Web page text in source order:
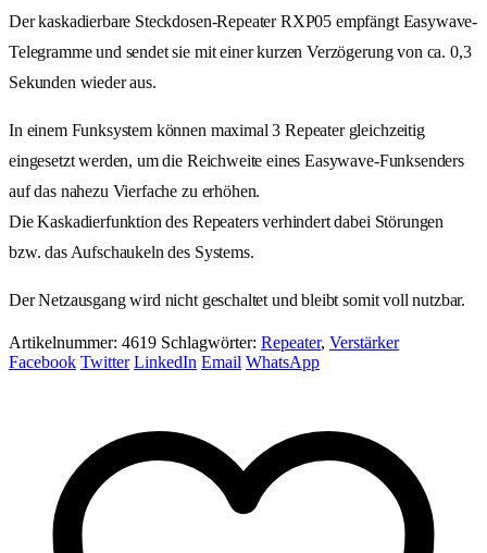
Der kaskadierbare Steckdosen-Repeater RXP05 empfängt Easywave-
Telegramme und sendet sie mit einer kurzen Verzögerung von ca. 0,3
Sekunden wieder aus.
In einem Funksystem können maximal 3 Repeater gleichzeitig
eingesetzt werden, um die Reichweite eines Easywave-Funksenders
auf das nahezu Vierfache zu erhöhen.
Die Kaskadierfunktion des Repeaters verhindert dabei Störungen
bzw. das Aufschaukeln des Systems.
Der Netzausgang wird nicht geschaltet und bleibt somit voll nutzbar.
Artikelnummer: 4619 Schlagwörter: Repeater, Verstärker
Facebook Twitter LinkedIn Email WhatsApp